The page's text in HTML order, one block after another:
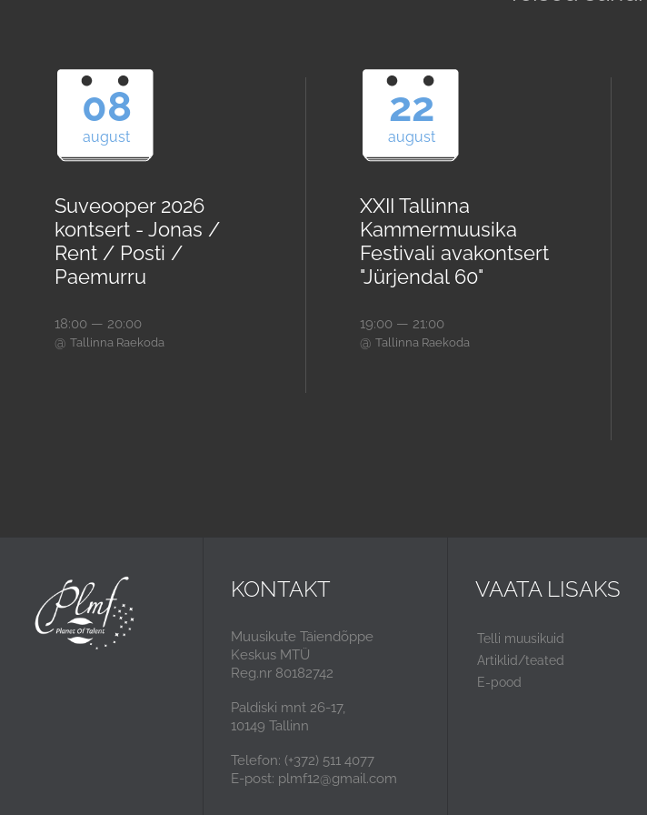
08
august
Suveooper 2026
kontsert - Jonas /
Rent / Posti /
Paemurru
18:00 — 20:00
@ Tallinna Raekoda
22
august
XXII Tallinna
Kammermuusika
Festivali avakontsert
"Jürjendal 60"
19:00 — 21:00
@ Tallinna Raekoda
KONTAKT
Muusikute Täiendõppe
Keskus MTÜ
Reg.nr 80182742
Paldiski mnt 26-17,
10149 Tallinn
Telefon: (+372) 511 4077
E-post: plmf12@gmail.com
VAATA LISAKS
Telli muusikuid
Artiklid/teated
E-pood